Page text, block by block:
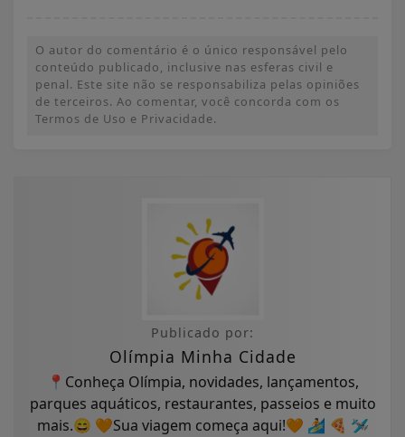
O autor do comentário é o único responsável pelo
conteúdo publicado, inclusive nas esferas civil e
penal. Este site não se responsabiliza pelas opiniões
de terceiros. Ao comentar, você concorda com os
Termos de Uso e Privacidade.
Publicado por:
Olímpia Minha Cidade
📍Conheça Olímpia, novidades, lançamentos,
parques aquáticos, restaurantes, passeios e muito
mais.😄 🧡Sua viagem começa aqui!🧡 🏄 🍕 🛩